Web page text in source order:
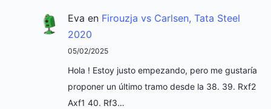
Eva en Firouzja vs Carlsen, Tata Steel
2020
05/02/2025
Hola ! Estoy justo empezando, pero me gustaría
proponer un último tramo desde la 38. 39. Rxf2
Axf1 40. Rf3…